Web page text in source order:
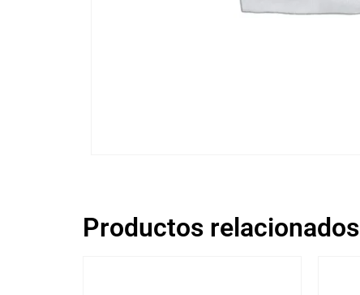
Productos relacionados